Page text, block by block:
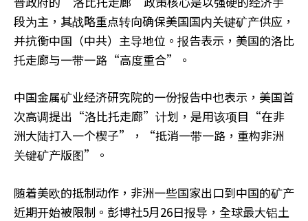
段为主，其战略重点转向确保美国国内关键矿产供应，
并抗衡中国（中共）主导地位。报告表示，美国的洛比
托走廊与一带一路“高度重合”。
中国金属矿业经济研究院的一份报告中也表示，美国首
次高调提出“洛比托走廊”计划，是用该项目“在非
洲大陆打入一个楔子”，“抵消一带一路，重构非洲
关键矿产版图”。
随着美欧的抵制动作，非洲一些国家出口到中国的矿产
近期开始被限制。彭博社5月26日报导，全球最大铝土